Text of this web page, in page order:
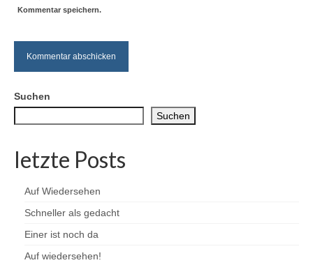
Kommentar speichern.
Suchen
Suchen
letzte Posts
Auf Wiedersehen
Schneller als gedacht
Einer ist noch da
Auf wiedersehen!